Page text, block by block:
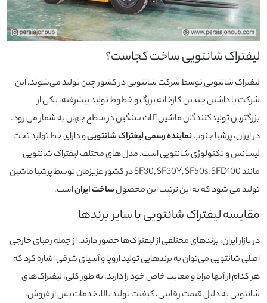
لیفتراک شانتویی ساخت کجاست؟
لیفتراک‌ شانتویی توسط شرکت شانتویی در کشور چین تولید می‌شوند. این
شرکت با داشتن چندین کارخانه بزرگ و خطوط تولید پیشرفته، یکی از
بزرگترین تولیدکنندگان ماشین‌ آلات سنگین در سطح جهان به شمار می‌ رود.
در ایران، پرشیا جنوبنماینده رسمی لیفتراک شانتوییو دارای خط تولید تحت
لیسانس و تکنولوژی شانتویی است. مدل های مختلف لیفتراک شانتویی
مانند SF30, SF30Y, SF50s, SFD100 در کشور عزیزمان توسط پرشیا ماشین
تولید می شود که به این ترتیب این محصولساخت ایراناست.
مقایسه لیفتراک شانتویی با سایر برندها
در بازار ایران، برندهای مختلفی از لیفتراک‌ها حضور دارند. از جمله رقبای خارجی
اصلی شانتویی می‌توان به برندهایی تولید اروپا و آسیای شرقی اشاره کرد که
هر کدام از آنها مزایا و معایب خاص خود را دارند. به طور کلی، لیفتراک‌های
شانتویی به دلیل قیمت رقابتی، کیفیت تولید بالا، خدمات پس از فروش،